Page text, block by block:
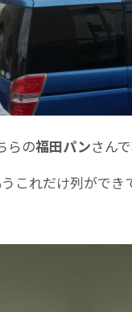
らの福田パンさん
これだけ列ができ